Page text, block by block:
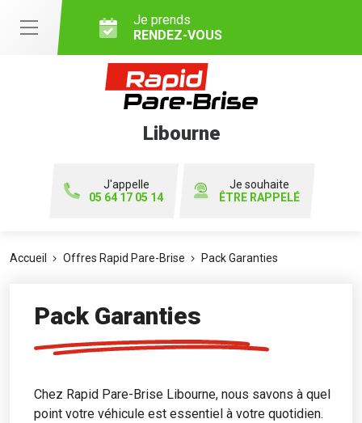
Je prends
RENDEZ-VOUS
Libourne
J'appelle
05 64 17 05 14
Je souhaite
ÊTRE RAPPELÉ
Accueil Offres Rapid Pare-Brise Pack Garanties
Pack Garanties
Chez Rapid Pare-Brise Libourne, nous savons à quel
point votre véhicule est essentiel à votre quotidien.